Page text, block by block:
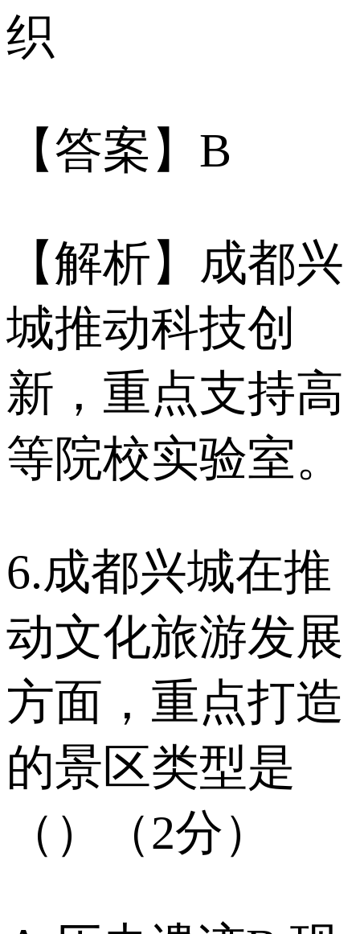
织
【答案】B
【解析】成都兴
城推动科技创
新，重点支持高
等院校实验室。
6.成都兴城在推
动文化旅游发展
方面，重点打造
的景区类型是
（）（2分）